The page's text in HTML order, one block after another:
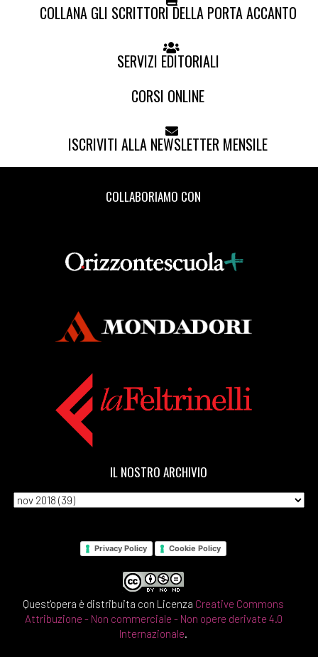
COLLANA GLI SCRITTORI DELLA PORTA ACCANTO
SERVIZI EDITORIALI
CORSI ONLINE
ISCRIVITI ALLA NEWSLETTER MENSILE
COLLABORIAMO CON
IL NOSTRO ARCHIVIO
Privacy Policy Cookie Policy
Quest'opera è distribuita con Licenza Creative Commons
Attribuzione - Non commerciale - Non opere derivate 4.0
Internazionale.